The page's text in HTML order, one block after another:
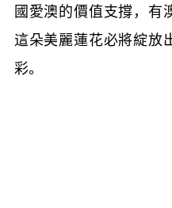
國愛澳的價值支撐，有
這朵美麗蓮花必將綻放
彩。